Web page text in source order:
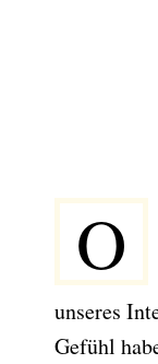
O
unseres
Gefühl